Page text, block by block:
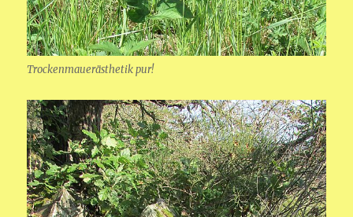
Trockenmauerästhetik pur!